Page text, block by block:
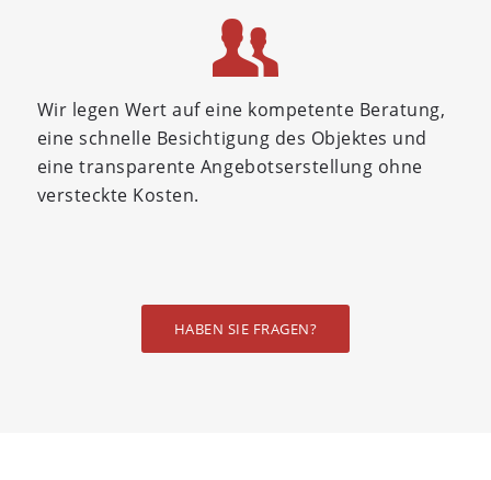
Wir legen Wert auf eine kompetente Beratung,
eine schnelle Besichtigung des Objektes und
eine transparente Angebotserstellung ohne
versteckte Kosten.
HABEN SIE FRAGEN?